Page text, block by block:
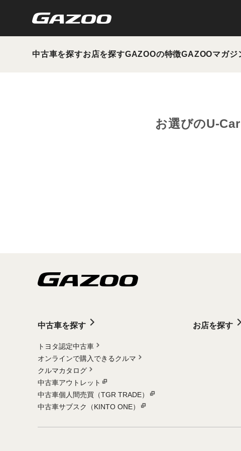
中古車を探すお店を探すGAZOOの特徴GAZOOマガジ
お選びのU-
中古車を探す
トヨタ認定中古車
オンラインで購入できるクルマ
クルマカタログ
中古車アウトレット
中古車個人間売買（TGR TRADE）
中古車サブスク（KINTO ONE）
お店を探す